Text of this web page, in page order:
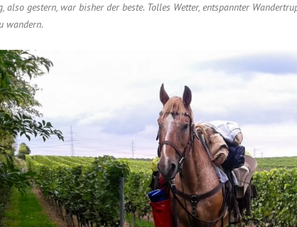
also gestern, war bisher der beste. Tolles Wetter, entspannter
wandern.